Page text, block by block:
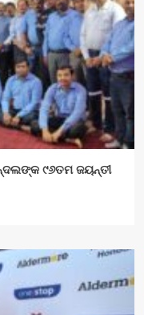
୯୬ତମ ଜୟନ୍ତୀ